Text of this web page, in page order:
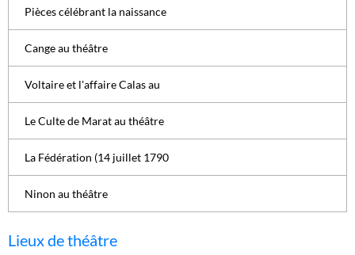
Pièces célébrant la naissance
Cange au théâtre
Voltaire et l'affaire Calas au
Le Culte de Marat au théâtre
La Fédération (14 juillet 1790
Ninon au théâtre
Lieux de théâtre